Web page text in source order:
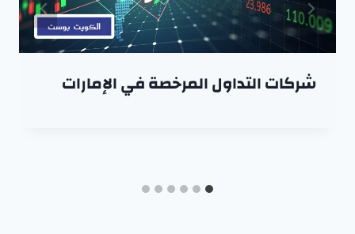
شركات التداول المرخصة في الإمارات